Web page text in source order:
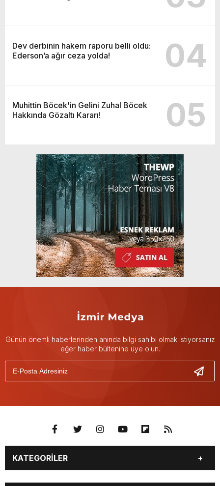
Dev derbinin hakem raporu belli oldu:
Ederson’a ağır ceza yolda!
04
Muhittin Böcek'in Gelini Zuhal Böcek
Hakkında Gözaltı Kararı!
05
Günün önemli haberlerinden anında bilgi sahibi olmak istiyorsanız
eğer haber bültenine üye olun.
KATEGORİLER
GÜNDEM DÜNYA